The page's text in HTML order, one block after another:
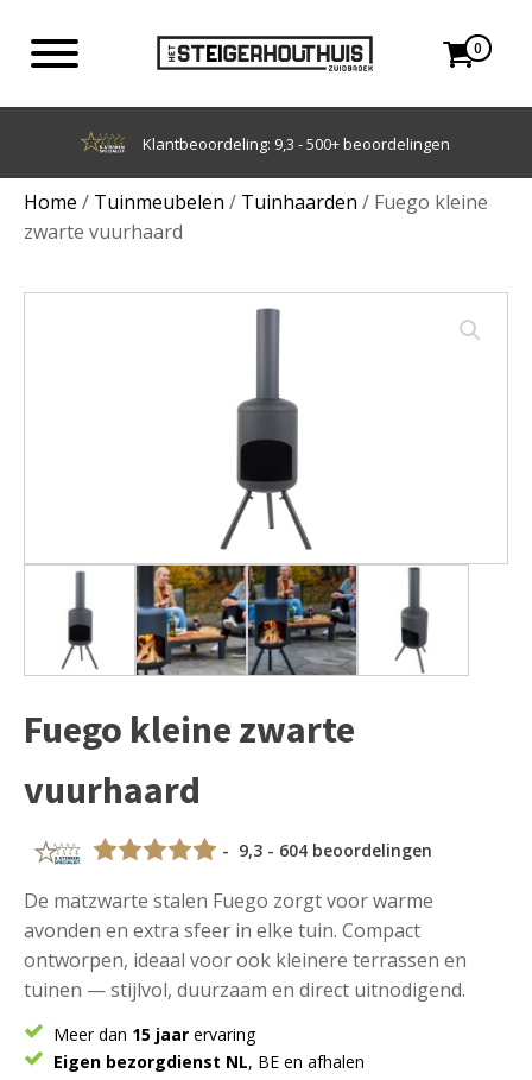
0
Achteraf betalen met Klarna
Home / Tuinmeubelen / Tuinhaarden / Fuego kleine
zwarte vuurhaard
Fuego kleine zwarte
vuurhaard
- 9,3 - 604 beoordelingen
De matzwarte stalen Fuego zorgt voor warme
avonden en extra sfeer in elke tuin. Compact
ontworpen, ideaal voor ook kleinere terrassen en
tuinen — stijlvol, duurzaam en direct uitnodigend.
Meer dan 15 jaar ervaring
Eigen bezorgdienst NL, BE en afhalen